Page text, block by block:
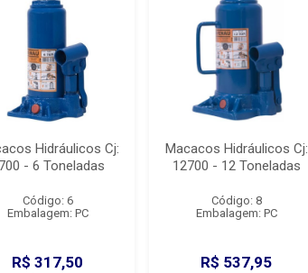
Hidráulicos Cj:
- 6 Toneladas
Código: 6
Embalagem: PC
R$ 317,50
Macacos Hidráulicos Cj:
12700 - 12 Toneladas
Código: 8
Embalagem: PC
R$ 537,95